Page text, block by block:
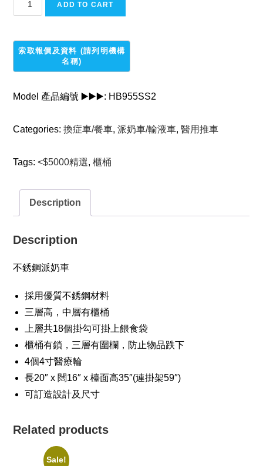
銹
派
奶
車
ADD TO CART
Model 產品編號 ▶️▶️▶️: HB955SS2
Categories:換症車/餐車,派奶車/輸液車,醫用推車
Tags:<$5000精選,櫃桶
Description
Description
不銹鋼派奶車
採用優質不銹鋼材料
三層高，中層有櫃桶
上層共18個掛勾可掛上餵食袋
櫃桶有鎖，三層有圍欄，防止物品跌下
4個4寸醫療輪
長20″ x 闊16″ x 檯面高35″(連掛架59″)
可訂造設計及尺寸
Related products
Sale!